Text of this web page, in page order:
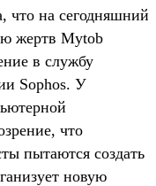
что на сегодняшний
жертв Mytob
в службу
Sophos. У
что
пытаются создать
новую